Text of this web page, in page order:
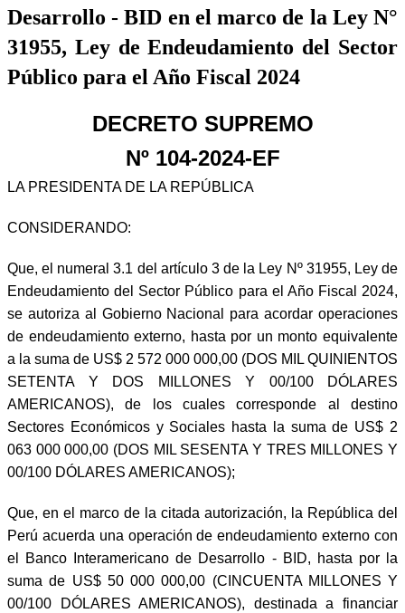
Desarrollo - BID en el marco de la Ley N°
31955, Ley de Endeudamiento del Sector
Público para el Año Fiscal 2024
DECRETO SUPREMO
Nº 104-2024-EF
LA PRESIDENTA DE LA REPÚBLICA
CONSIDERANDO:
Que, el numeral 3.1 del artículo 3 de la Ley Nº 31955, Ley de
Endeudamiento del Sector Público para el Año Fiscal 2024,
se autoriza al Gobierno Nacional para acordar operaciones
de endeudamiento externo, hasta por un monto equivalente
a la suma de US$ 2 572 000 000,00 (DOS MIL QUINIENTOS
SETENTA Y DOS MILLONES Y 00/100 DÓLARES
AMERICANOS), de los cuales corresponde al destino
Sectores Económicos y Sociales hasta la suma de US$ 2
063 000 000,00 (DOS MIL SESENTA Y TRES MILLONES Y
00/100 DÓLARES AMERICANOS);
Que, en el marco de la citada autorización, la República del
Perú acuerda una operación de endeudamiento externo con
el Banco Interamericano de Desarrollo - BID, hasta por la
suma de US$ 50 000 000,00 (CINCUENTA MILLONES Y
00/100 DÓLARES AMERICANOS), destinada a financiar